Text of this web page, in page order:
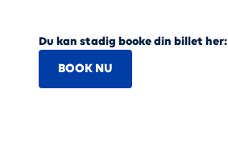
Du kan stadig booke din billet her:
BOOK NU